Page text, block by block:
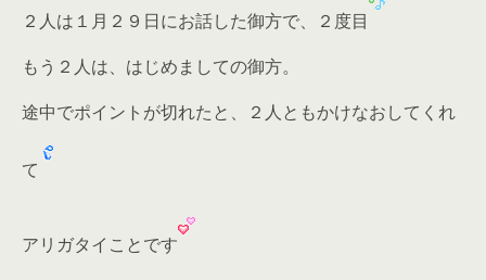
２人は１月２９日にお話した御方で、２度目
もう２人は、はじめましての御方。
途中でポイントが切れたと、２人ともかけなおしてくれ
て
アリガタイことです